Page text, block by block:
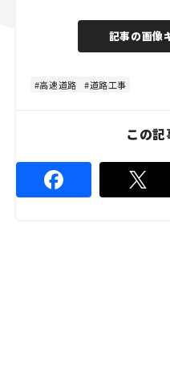
記事の画像
高速道路 道路工事
この